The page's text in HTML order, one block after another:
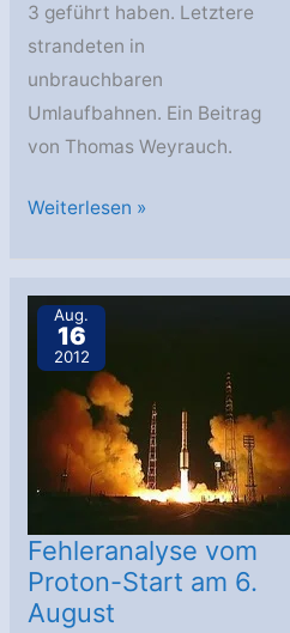
3 geführt haben. Letztere
strandeten in
unbrauchbaren
Umlaufbahnen. Ein Beitrag
von Thomas Weyrauch.
Roskosmos
M-
Oberstufen
zurück
Weiterlesen »
Aug.
16
2012
Fehleranalyse vom
Proton-Start am 6.
August